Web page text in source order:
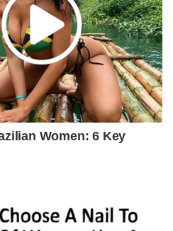
Women: 6 Key